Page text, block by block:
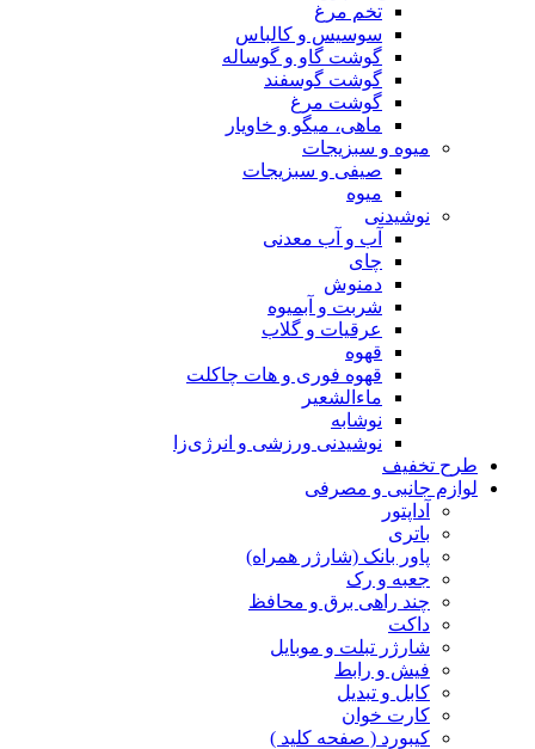
تخم مرغ
سوسیس و کالباس
گوشت گاو و گوساله
گوشت گوسفند
گوشت مرغ
ماهی، میگو و خاویار
میوه و سبزیجات
صیفی و سبزیجات
میوه
نوشیدنی
آب و آب معدنی
چای
دمنوش
شربت و آبمیوه
عرقیات و گلاب
قهوه
قهوه فوری و هات چاکلت
ماءالشعیر
نوشابه
نوشیدنی ورزشی و انرژی‌زا
طرح تخفیف
لوازم جانبی و مصرفی
آداپتور
باتری
پاور بانک (شارژر همراه)
جعبه و رک
چند راهی برق و محافظ
داکت
شارژر تبلت و موبایل
فیش و رابط
کابل و تبدیل
کارت خوان
کیبورد ( صفحه کلید )